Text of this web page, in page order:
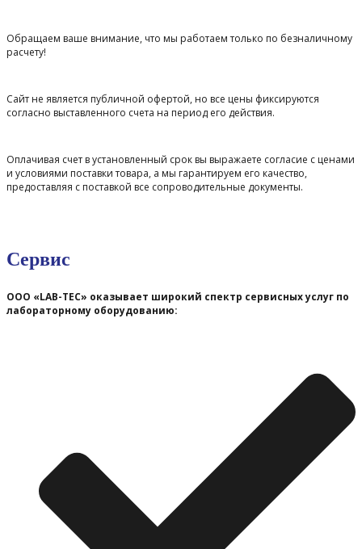
Обращаем ваше внимание, что мы работаем только по безналичному
расчету!
Сайт не является публичной офертой, но все цены фиксируются
согласно выставленного счета на период его действия.
Оплачивая счет в установленный срок вы выражаете согласие с ценами
и условиями поставки товара, а мы гарантируем его качество,
предоставляя с поставкой все сопроводительные документы.
Сервис
ООО «LAB-TEC» оказывает широкий спектр сервисных услуг по
лабораторному оборудованию: